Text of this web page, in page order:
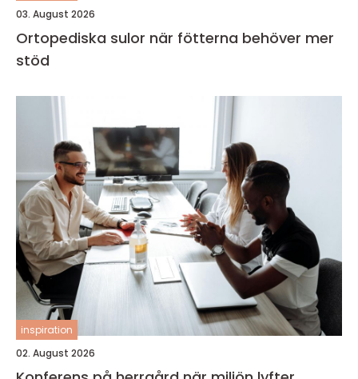
03. August 2026
Ortopediska sulor när fötterna behöver mer
stöd
inspiration
02. August 2026